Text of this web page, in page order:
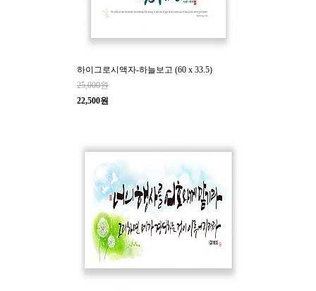
하이그로시액자-하늘보고 (60 x 33.5)
25,000원
22,500원